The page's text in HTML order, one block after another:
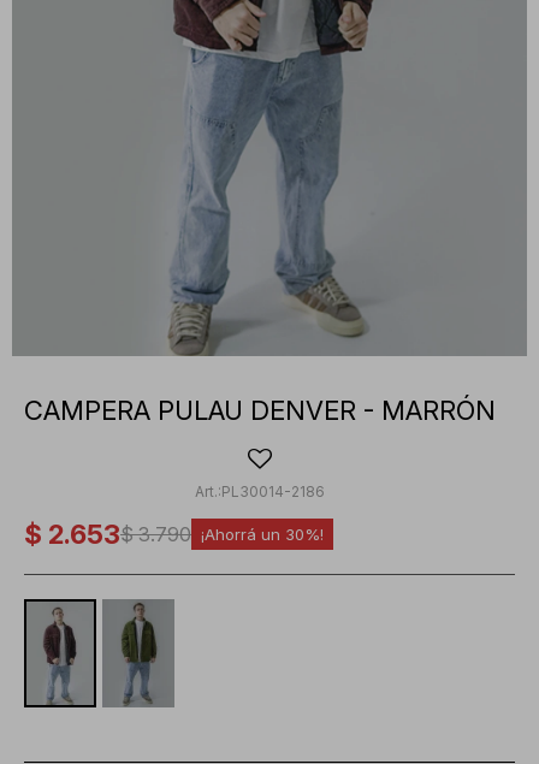
CAMPERA PULAU DENVER - MARRÓN
PL30014-2186
$ 2.653$ 3.790 30